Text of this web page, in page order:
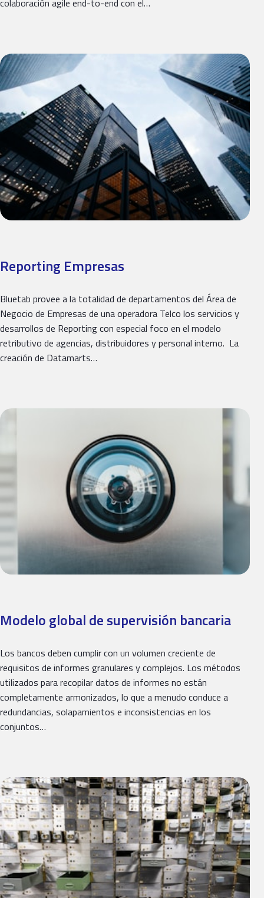
colaboración agile end-to-end con el…
Reporting Empresas
Bluetab provee a la totalidad de departamentos del Área de
Negocio de Empresas de una operadora Telco los servicios y
desarrollos de Reporting con especial foco en el modelo
retributivo de agencias, distribuidores y personal interno. La
creación de Datamarts…
Modelo global de supervisión bancaria
Los bancos deben cumplir con un volumen creciente de
requisitos de informes granulares y complejos. Los métodos
utilizados para recopilar datos de informes no están
completamente armonizados, lo que a menudo conduce a
redundancias, solapamientos e inconsistencias en los
conjuntos…